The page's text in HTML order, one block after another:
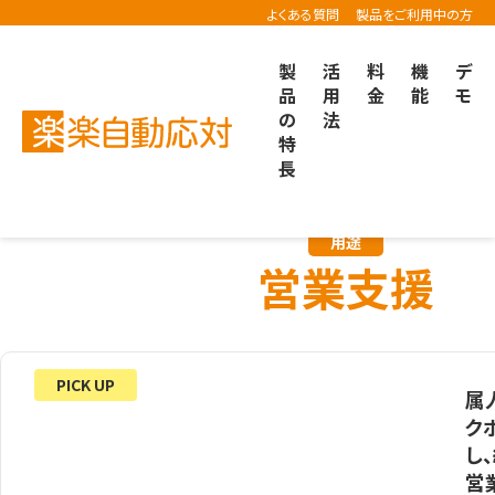
よくある質問 製品をご利用中の方
製
品
の
特
長
活
用
法
料
金
機
能
デ
モ
楽楽自動応対TOP 導入事例 営業支援での事例
用途
営業支援
PICK UP
属
ク
し
営